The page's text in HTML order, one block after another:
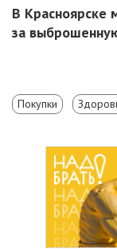
В Красноярске
за
Покупки